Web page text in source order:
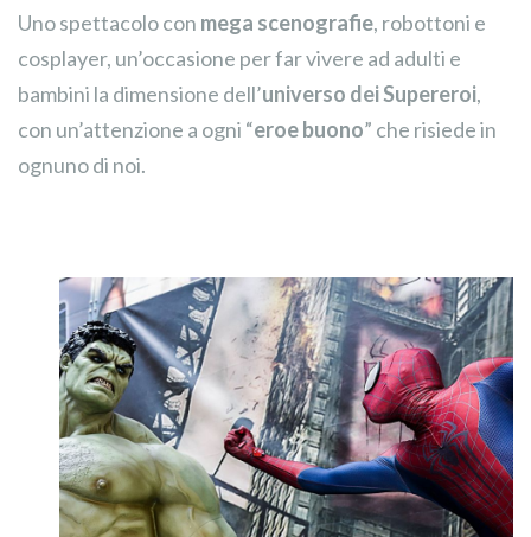
Uno spettacolo con mega scenografie, robottoni e
cosplayer, un’occasione per far vivere ad adulti e
bambini la dimensione dell’universo dei Supereroi,
con un’attenzione a ogni “eroe buono” che risiede in
ognuno di noi.